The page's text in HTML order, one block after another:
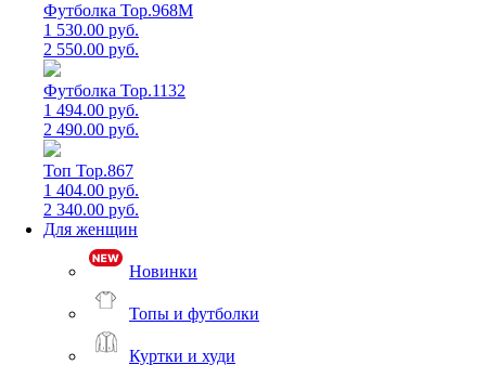
Футболка Top.968M
1 530.00 руб.
2 550.00 руб.
Футболка Top.1132
1 494.00 руб.
2 490.00 руб.
Топ Top.867
1 404.00 руб.
2 340.00 руб.
Для женщин
Новинки
Топы и футболки
Куртки и худи